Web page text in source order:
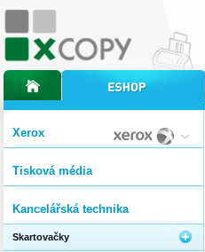
Xerox
Tisková média
Kancelářská technika
Skartovačky
úvodní stránka xcopyinternetový obchod xcopy